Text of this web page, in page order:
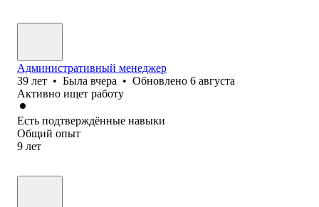
Административный менеджер
39 лет • Была вчера • Обновлено 6 августа
Активно ищет работу
Есть подтверждённые навыки
Общий опыт
9 лет